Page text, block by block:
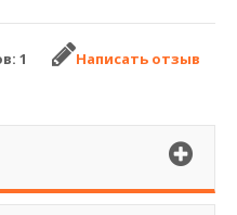
1 Написать отзыв